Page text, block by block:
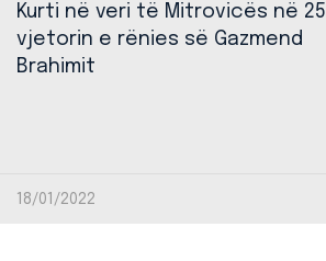
Kurti në veri të Mitrovicës në 25
vjetorin e rënies së Gazmend
Brahimit
18/01/2022